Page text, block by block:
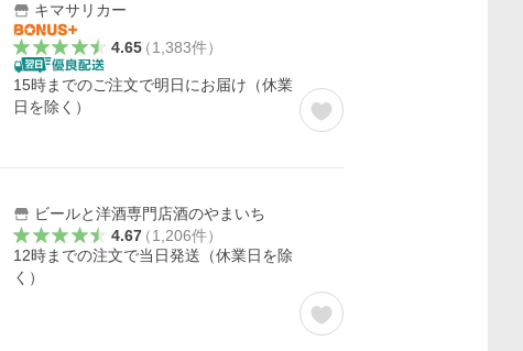
キマサリカー
4.65（1,383件）
15時までのご注文で明日にお届け（休業
日を除く）
ビールと洋酒専門店酒のやまいち
4.67（1,206件）
12時までの注文で当日発送（休業日を除
く）